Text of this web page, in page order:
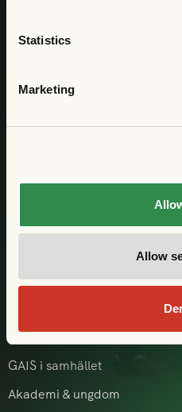
Statistics
Marketing
Allow
Herrlaget
Våra partners
GAIS i samhället
Akademi & ungdom
Få de senaste